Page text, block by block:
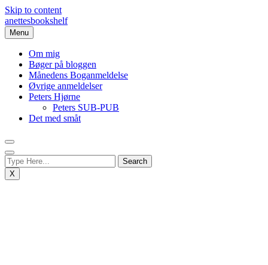
Skip to content
anettesbookshelf
Menu
Om mig
Bøger på bloggen
Månedens Boganmeldelse
Øvrige anmeldelser
Peters Hjørne
Peters SUB-PUB
Det med småt
X